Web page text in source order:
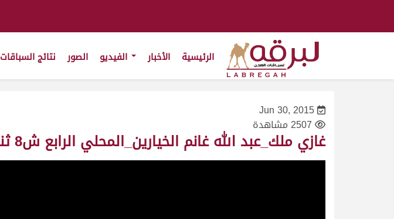
الرئيسية الأخبار الصور نتائج السباقات
Jun 30, 2015
2507 مشاهدة
غازي ملك_عبد الله غانم الخيارين_المحلي الرابع ش8 ثنايا قعدان عام_1830_ت9:56:08 ت(3/12/2010)